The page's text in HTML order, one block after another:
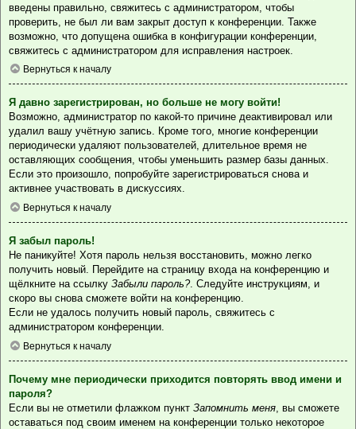
введены правильно, свяжитесь с администратором, чтобы
проверить, не был ли вам закрыт доступ к конференции. Также
возможно, что допущена ошибка в конфигурации конференции,
свяжитесь с администратором для исправления настроек.
Вернуться к началу
Я давно зарегистрирован, но больше не могу войти!
Возможно, администратор по какой-то причине деактивировал или
удалил вашу учётную запись. Кроме того, многие конференции
периодически удаляют пользователей, длительное время не
оставляющих сообщения, чтобы уменьшить размер базы данных.
Если это произошло, попробуйте зарегистрироваться снова и
активнее участвовать в дискуссиях.
Вернуться к началу
Я забыл пароль!
Не паникуйте! Хотя пароль нельзя восстановить, можно легко
получить новый. Перейдите на страницу входа на конференцию и
щёлкните на ссылку Забыли пароль?. Следуйте инструкциям, и
скоро вы снова сможете войти на конференцию.
Если не удалось получить новый пароль, свяжитесь с
администратором конференции.
Вернуться к началу
Почему мне периодически приходится повторять ввод имени и
пароля?
Если вы не отметили флажком пункт Запомнить меня , вы сможете
оставаться под своим именем на конференции только некоторое